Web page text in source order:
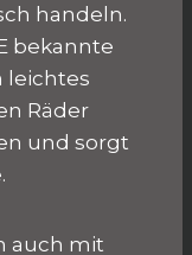
handeln.
bekannte
leichtes
Räder
und sorgt
auch mit